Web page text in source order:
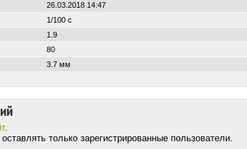
26.03.2018 14:47
1/100 с
1.9
80
3.7 мм
.
только зарегистрированные пользователи.